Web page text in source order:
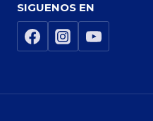
SIGUENOS EN